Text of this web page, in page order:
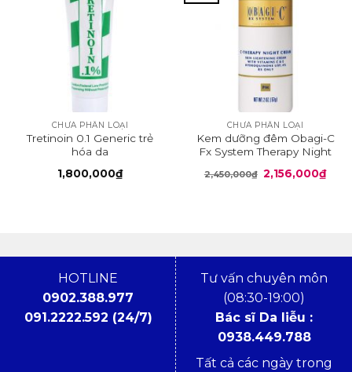
CHƯA PHÂN LOẠI
Tretinoin 0.1 Generic trẻ
hóa da
1,800,000₫
CHƯA PHÂN LOẠI
Kem dưỡng đêm Obagi-C
Fx System Therapy Night
2,450,000₫ Giá
gốc
2,156,000₫Giá
hiện
HOTLINE
0902.388.977
091.2222.592 (24/7)
Tư vấn chuyên môn
(08:30-19:00)
Bác sĩ Da liễu :
0938.449.788
Tất cả các ngày trong